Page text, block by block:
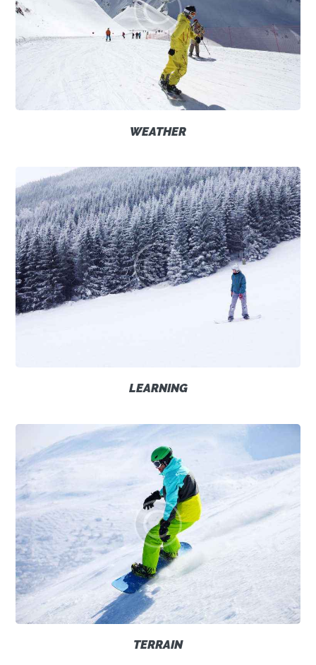
WEATHER
LEARNING
TERRAIN